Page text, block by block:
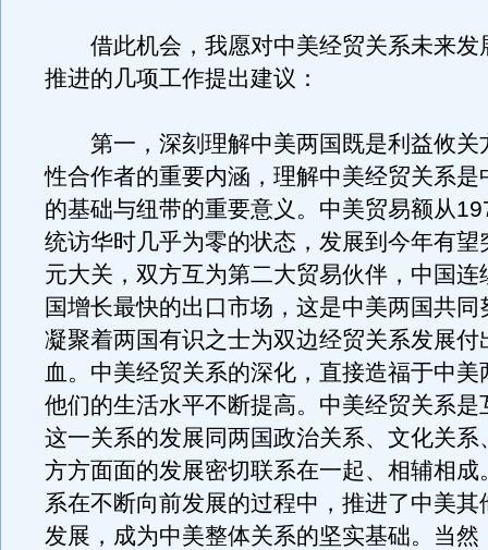
借此机会，我愿对中美经贸关系未来发
推进的几项工作提出建议：
第一，深刻理解中美两国既是利益攸关
性合作者的重要内涵，理解中美经贸关系是
的基础与纽带的重要意义。中美贸易额从
统访华时几乎为零的状态，发展到今年有
元大关，双方互为第二大贸易伙伴，中国连
国增长最快的出口市场，这是中美两国共同
凝聚着两国有识之士为双边经贸关系发展付
血。中美经贸关系的深化，直接造福于中美
他们的生活水平不断提高。中美经贸关系是
这一关系的发展同两国政治关系、文化关系
方方面面的发展密切联系在一起、相辅相成
系在不断向前发展的过程中，推进了中美其
发展，成为中美整体关系的坚实基础。当然